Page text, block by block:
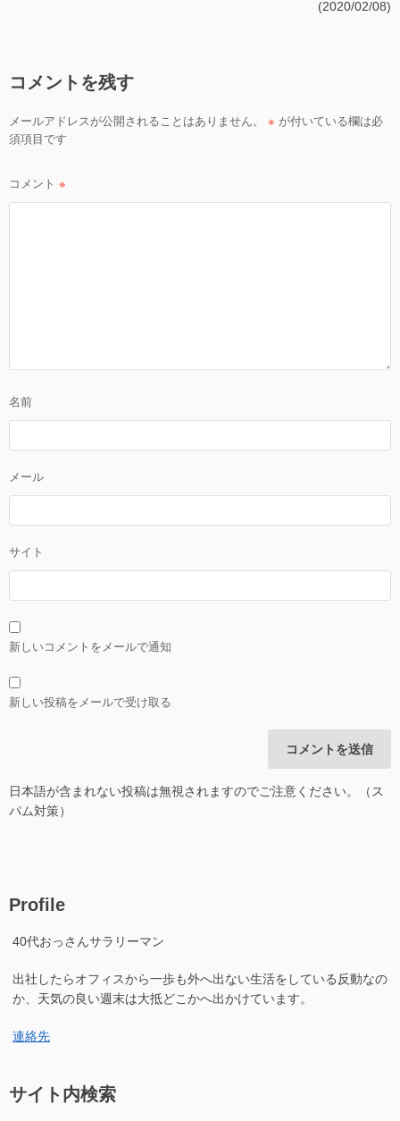
ー
ョ
ン
(2020/02/08)
コメントを残す
メールアドレスが公開されることはありません。 ※ が付いている欄は必
須項目です
コメント ※
名前
メール
サイト
新しいコメントをメールで通知
新しい投稿をメールで受け取る
日本語が含まれない投稿は無視されますのでご注意ください。（ス
パム対策）
Profile
40代おっさんサラリーマン
出社したらオフィスから一歩も外へ出ない生活をしている反動なの
か、天気の良い週末は大抵どこかへ出かけています。
連絡先
サイト内検索